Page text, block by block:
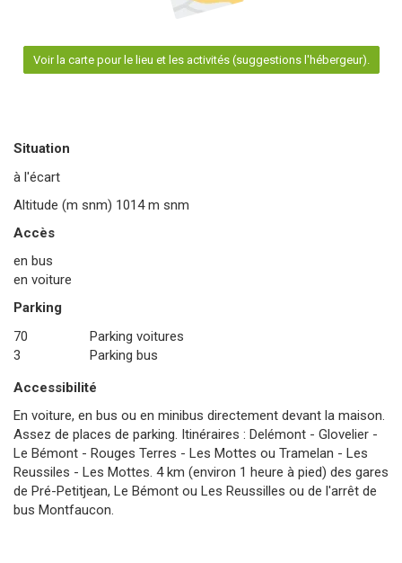
Voir la carte pour le lieu et les activités (suggestions l'hébergeur).
Situation
à l'écart
Altitude (m snm) 1014 m snm
Accès
en bus
en voiture
Parking
70
Parking voitures
3
Parking bus
Accessibilité
En voiture, en bus ou en minibus directement devant la maison.
Assez de places de parking. Itinéraires : Delémont - Glovelier -
Le Bémont - Rouges Terres - Les Mottes ou Tramelan - Les
Reussiles - Les Mottes. 4 km (environ 1 heure à pied) des gares
de Pré-Petitjean, Le Bémont ou Les Reussilles ou de l'arrêt de
bus Montfaucon.